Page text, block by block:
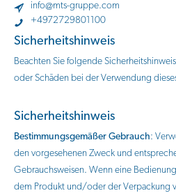
info@mts-gruppe.com
+4972729801100
Sicherheitshinweis
Beachten Sie folgende
oder Schäden bei der Verwendung
Sicherheitshinweis
Bestimmungsgemäßer Gebrauch:
den vorgesehenen Zweck und
Gebrauchsweisen. Wenn eine
dem Produkt und/oder der Verpackung